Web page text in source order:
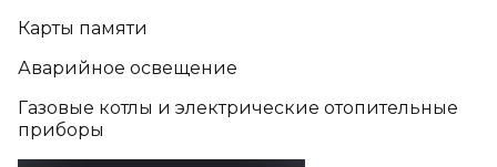
Карты памяти
Аварийное освещение
Газовые котлы и электрические отопительные
приборы